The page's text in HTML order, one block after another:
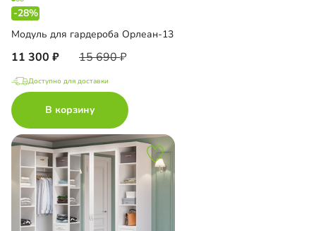
-28%
Модуль для гардероба Орлеан-13
11 300 15 690
Доступно для доставки
В корзину